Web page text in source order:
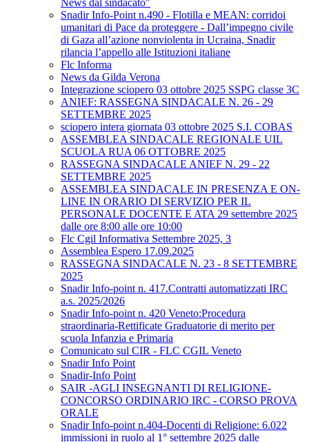
News dal sindacato"
Snadir Info-Point n.490 - Flotilla e MEAN: corridoi
umanitari di Pace da proteggere - Dall’impegno civile
di Gaza all’azione nonviolenta in Ucraina, Snadir
rilancia l’appello alle Istituzioni italiane
Flc Informa
News da Gilda Verona
Integrazione sciopero 03 ottobre 2025 SSPG classe 3C
ANIEF: RASSEGNA SINDACALE N. 26 - 29
SETTEMBRE 2025
sciopero intera giornata 03 ottobre 2025 S.I. COBAS
ASSEMBLEA SINDACALE REGIONALE UIL
SCUOLA RUA 06 OTTOBRE 2025
RASSEGNA SINDACALE ANIEF N. 29 - 22
SETTEMBRE 2025
ASSEMBLEA SINDACALE IN PRESENZA E ON-
LINE IN ORARIO DI SERVIZIO PER IL
PERSONALE DOCENTE E ATA 29 settembre 2025
dalle ore 8:00 alle ore 10:00
Flc Cgil Informativa Settembre 2025, 3
Assemblea Espero 17.09.2025
RASSEGNA SINDACALE N. 23 - 8 SETTEMBRE
2025
Snadir Info-point n. 417.Contratti automatizzati IRC
a.s. 2025/2026
Snadir Info-point n. 420 Veneto:Procedura
straordinaria-Rettificate Graduatorie di merito per
scuola Infanzia e Primaria
Comunicato sul CIR - FLC CGIL Veneto
Snadir Info Point
Snadir-Info Point
SAIR -AGLI INSEGNANTI DI RELIGIONE-
CONCORSO ORDINARIO IRC - CORSO PROVA
ORALE
Snadir Info-point n.404-Docenti di Religione: 6.022
immissioni in ruolo al 1° settembre 2025 dalle